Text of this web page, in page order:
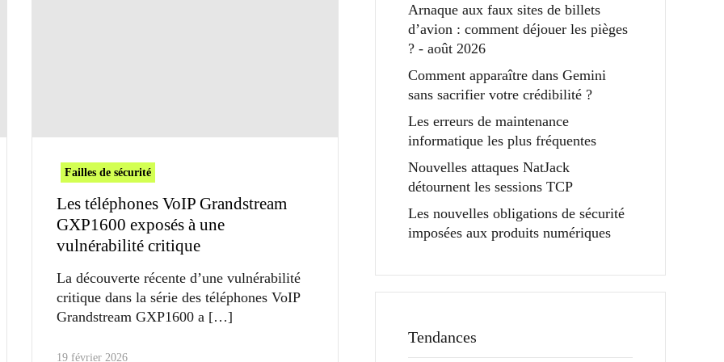
Failles de sécurité
Les téléphones VoIP Grandstream
GXP1600 exposés à une
vulnérabilité critique
La découverte récente d’une vulnérabilité
critique dans la série des téléphones VoIP
Grandstream GXP1600 a
19 février 2026
Arnaque aux faux sites de billets
d’avion : comment déjouer les pièges
? - août 2026
Comment apparaître dans Gemini
sans sacrifier votre crédibilité ?
Les erreurs de maintenance
informatique les plus fréquentes
Nouvelles attaques NatJack
détournent les sessions TCP
Les nouvelles obligations de sécurité
imposées aux produits numériques
Tendances